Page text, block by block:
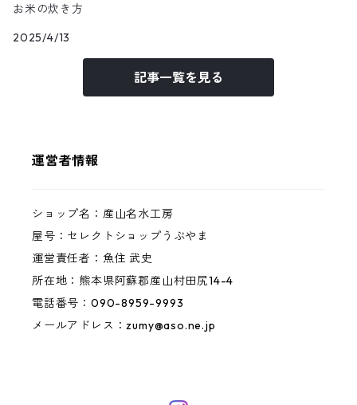
お米の炊き方
2025/4/13
記事一覧を見る
運営者情報
ショップ名：産山名水工房
屋号：セレクトショップうぶやま
運営責任者：魚住 武史
所在地：熊本県阿蘇郡産山村田尻14-4
電話番号：090-8959-9993
メールアドレス：zumy@aso.ne.jp